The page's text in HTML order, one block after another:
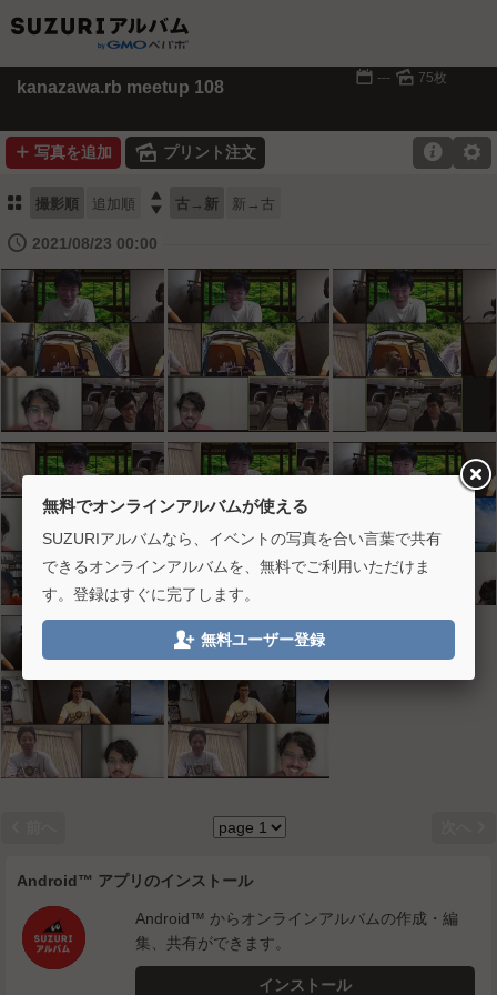
kanazawa.rb meetup 108 📅 --- 🌄 75枚
➕ 写真を追加 🌄 プリント注文 ⚙

⚏ 撮影順 追加順  古→新 新→古
🕔 2021/08/23 00:00
Android™ アプリのインストール
Android™ からオンラインアルバムの作成・編
集、共有ができます。
インストール
無料でオンラインアルバムが使える
SUZURIアルバムなら、イベントの写真を合い言葉で共有
できるオンラインアルバムを、無料でご利用いただけま
す。登録はすぐに完了します。
 無料ユーザー登録